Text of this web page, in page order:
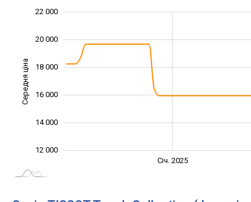
Середня ціна
12 000
14 000
16 000
18 000
22 000
20 000
Січ. 2025